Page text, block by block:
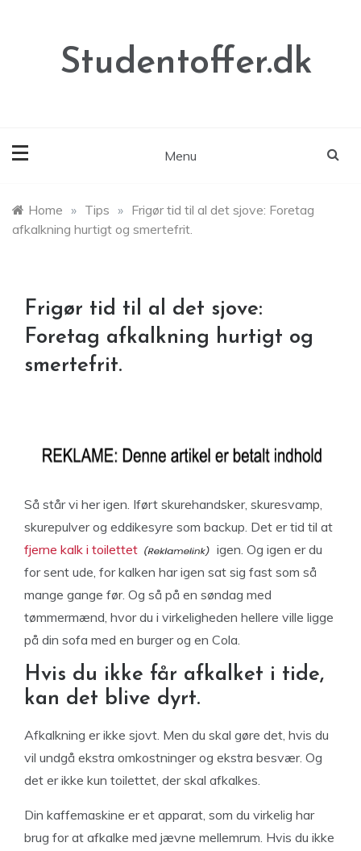
Studentoffer.dk
Menu
Home » Tips » Frigør tid til al det sjove: Foretag
afkalkning hurtigt og smertefrit.
Frigør tid til al det sjove:
Foretag afkalkning hurtigt og
smertefrit.
Så står vi her igen. Iført skurehandsker, skuresvamp,
skurepulver og eddikesyre som backup. Det er tid til at
fjerne kalk i toilettet
igen. Og igen er du
for sent ude, for kalken har igen sat sig fast som så
mange gange før. Og så på en søndag med
tømmermænd, hvor du i virkeligheden hellere ville ligge
på din sofa med en burger og en Cola.
Hvis du ikke får afkalket i tide,
kan det blive dyrt.
Afkalkning er ikke sjovt. Men du skal gøre det, hvis du
vil undgå ekstra omkostninger og ekstra besvær. Og
det er ikke kun toilettet, der skal afkalkes.
Din kaffemaskine er et apparat, som du virkelig har
brug for at afkalke med jævne mellemrum. Hvis du ikke